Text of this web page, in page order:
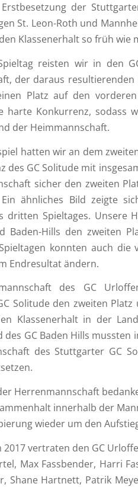
der
St. Leon-Roth und
Klassenerhalt so früh wie
reisten wir in den
der daraus
Platz auf den
harte Konkurrenz, sodass
der Heimmannschaft.
hatten wir an dem
des GC Solitude mit
sicher den zweiten
ähnliches Bild zeigte
dritten Spieltages. Unsere
Baden-Hills den zweiten
konnten auch die
Endresultat ändern.
des GC
Solitude den zweiten
Klassenerhalt in der
des GC Baden Hills
des Stuttgarter GC
Herrenmannschaft
innerhalb der
wieder um den
2017 vertraten den GC
Max Fassbender, Harri
Shane Hartnett, Patrik